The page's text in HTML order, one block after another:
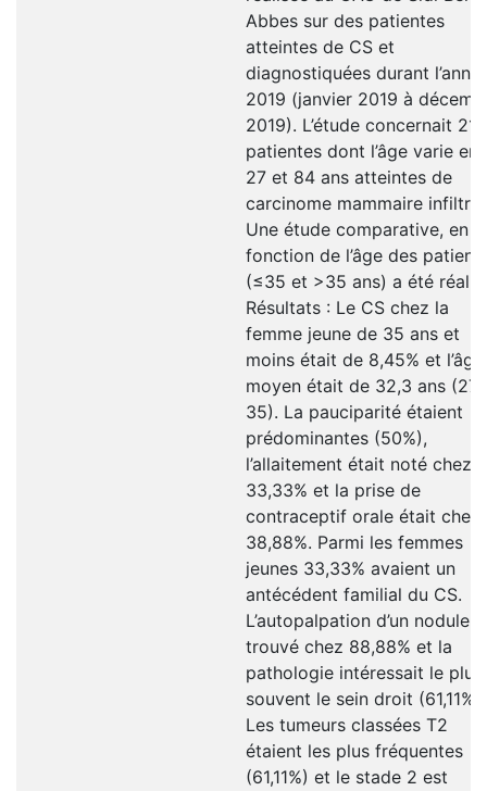
Abbes sur des patientes
atteintes de CS et
diagnostiquées durant
2019 (janvier 2019 à
2019). L’étude concernait 213
patientes dont l’âge varie
27 et 84 ans atteintes de
carcinome mammaire
Une étude comparative, en
fonction de l’âge des
(≤35 et >35 ans) a été
Résultats : Le CS chez la
femme jeune de 35 ans et
moins était de 8,45% et l’âge
moyen était de 32,3 ans (27
35). La pauciparité étaient
prédominantes (50%),
l’allaitement était noté chez
33,33% et la prise de
contraceptif orale était chez
38,88%. Parmi les femmes
jeunes 33,33% avaient un
antécédent familial du CS.
L’autopalpation d’un nodule
trouvé chez 88,88% et la
pathologie intéressait le plus
souvent le sein droit (61,11%).
Les tumeurs classées T2
étaient les plus fréquentes
(61,11%) et le stade 2 est